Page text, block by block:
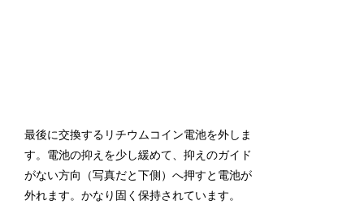
最後に交換するリチウムコイン電池を外しま
す。電池の抑えを少し緩めて、抑えのガイド
がない方向（写真だと下側）へ押すと電池が
外れます。かなり固く保持されています。